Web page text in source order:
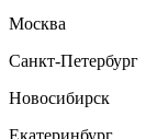
Москва
Санкт-Петербург
Новосибирск
Екатеринбург